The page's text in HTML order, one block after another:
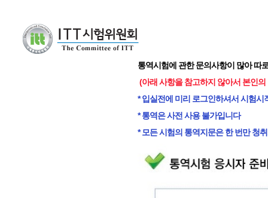
통역시험에 관한 문의사항이 많아 따
(아래 사항을 참고하지 않아서 본인
* 입실전에 미리 로그인하셔서 시험시
* 통역은 사전 사용 불가입니다
* 모든 시험의 통역지문은 한 번만 청